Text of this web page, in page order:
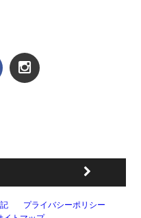
プライバシーポリシー